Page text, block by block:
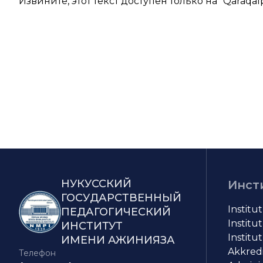
НУКУССКИЙ
ГОСУДАРСТВЕННЫЙ
ПЕДАГОГИЧЕСКИЙ
ИНСТИТУТ
ИМЕНИ АЖИНИЯЗА
Телефон
Institut
Institut
Institut